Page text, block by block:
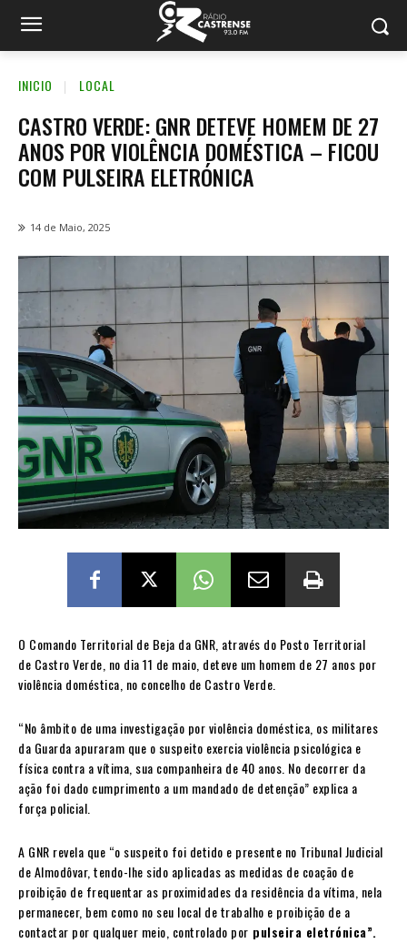
INICIO LOCAL
CASTRO VERDE: GNR DETEVE HOMEM DE 27
ANOS POR VIOLÊNCIA DOMÉSTICA – FICOU
COM PULSEIRA ELETRÓNICA
14 de Maio, 2025
O Comando Territorial de Beja da GNR, através do Posto Territorial
de Castro Verde, no dia 11 de maio, deteve um homem de 27 anos por
violência doméstica, no concelho de Castro Verde.
“No âmbito de uma investigação por violência doméstica, os militares
da Guarda apuraram que o suspeito exercia violência psicológica e
física contra a vítima, sua companheira de 40 anos. No decorrer da
ação foi dado cumprimento a um mandado de detenção” explica a
força policial.
A GNR revela que “o suspeito foi detido e presente no Tribunal Judicial
de Almodôvar, tendo-lhe sido aplicadas as medidas de coação de
proibição de frequentar as proximidades da residência da vítima, nela
permanecer, bem como no seu local de trabalho e proibição de a
contactar por qualquer meio, controlado por pulseira eletrónica”.